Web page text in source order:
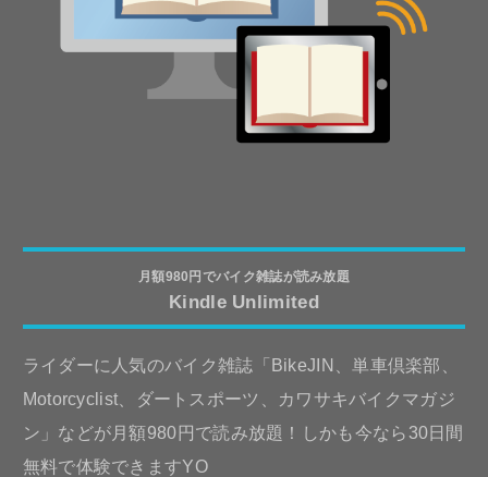
月額980円でバイク雑誌が読み放題
Kindle Unlimited
ライダーに人気のバイク雑誌「BikeJIN、単車倶楽部、
Motorcyclist、ダートスポーツ、カワサキバイクマガジ
ン」などが月額980円で読み放題！しかも今なら30日間
無料で体験できますYO